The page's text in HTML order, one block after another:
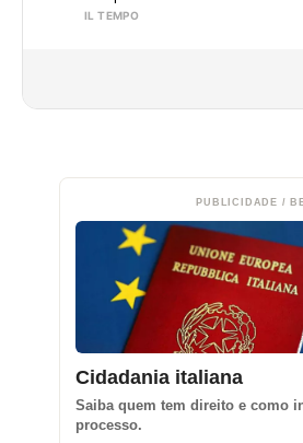
IL TEMPO
PUBLICIDADE /
Cidadania italiana
Saiba quem tem direito e como
processo.